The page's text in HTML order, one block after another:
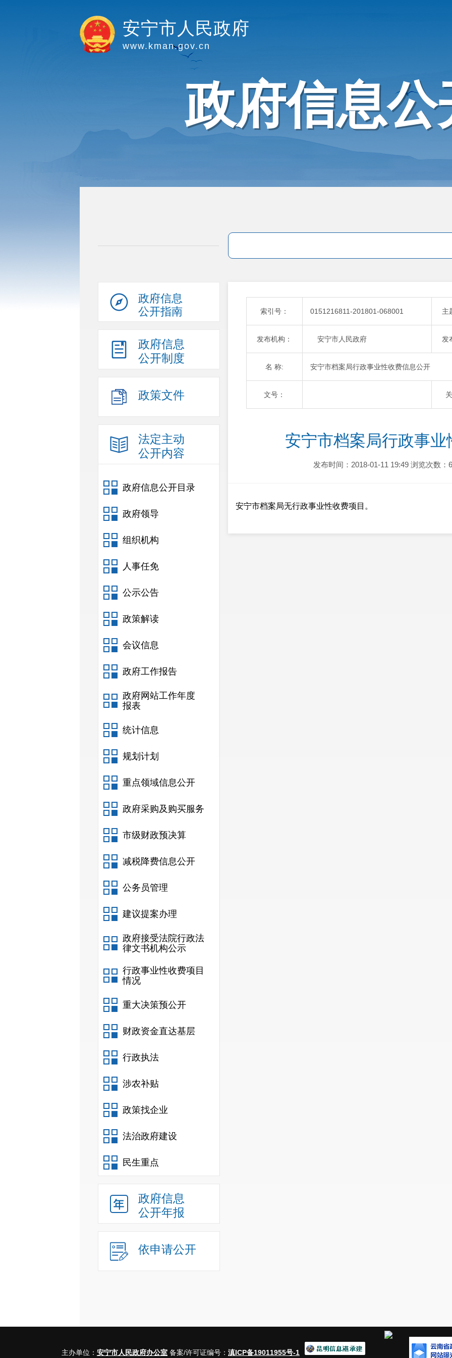
安宁市人民政府
www.kman.gov.cn
政府信息公
政府信息
公开指南
政府信息
公开制度
政策文件
法定主动
公开内容
政府信息公开目录
政府领导
组织机构
人事任免
公示公告
政策解读
会议信息
政府工作报告
政府网站工作年度
报表
统计信息
规划计划
重点领域信息公开
政府采购及购买服务
市级财政预决算
减税降费信息公开
公务员管理
建议提案办理
政府接受法院行政法
律文书机构公示
行政事业性收费项目
情况
重大决策预公开
财政资金直达基层
行政执法
涉农补贴
政策找企业
法治政府建设
民生重点
政府信息
公开年报
依申请公开
索引号： 0151216811-201801-068001 主
发布机构： 安宁市人民政府 发
名 称: 安宁市档案局行政事业性收费信息公开
文号：
安宁市档案局行政事
发布时间：2018-01-11 19:49 浏览次数：
安宁市档案局无行政事业性收费项目。
主办单位： 安宁市人民政府办公室 备案/许可证编号： 滇ICP备19011955号-1